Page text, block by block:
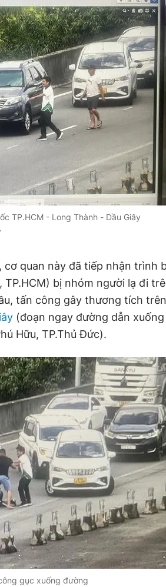
TP.HCM - Long Thành - Dầu Giây
cơ quan này đã tiếp nhận trình
TP.HCM) bị nhóm người lạ đi
tấn công gây thương tích trên
(đoạn ngay đường dẫn xuống
Hữu, TP.Thủ Đức).
gục xuống đường